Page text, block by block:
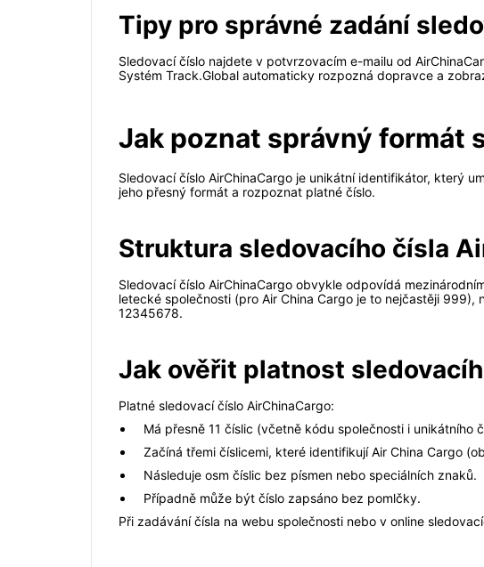
Tipy pro správné zadání
Sledovací číslo najdete v potvrzovacím e-mailu od
Systém Track.Global automaticky rozpozná dopravce a
Jak poznat správný formát
Sledovací číslo AirChinaCargo je unikátní identifikátor, který
jeho přesný formát a rozpoznat platné číslo.
Struktura sledovacího čísla
Sledovací číslo AirChinaCargo obvykle odpovídá
letecké společnosti (pro Air China Cargo je to nejčastěji
12345678.
Jak ověřit platnost
Platné sledovací číslo AirChinaCargo:
Má přesně 11 číslic (včetně kódu společnosti i unikátního
Začíná třemi číslicemi, které identifikují Air China Cargo
Následuje osm číslic bez písmen nebo speciálních znaků.
Případně může být číslo zapsáno bez pomlčky.
Při zadávání čísla na webu společnosti nebo v online